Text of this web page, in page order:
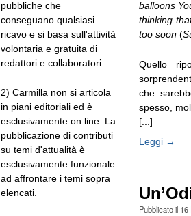
balloons
thinking
too soon(
Quello
che
spesso,
[...]
Leggi →
Pubblicato il 16
pubbliche che
conseguano qualsiasi
ricavo e si basa sull'attività
volontaria e gratuita di
redattori e collaboratori.
2) Carmilla non si articola
in piani editoriali ed è
esclusivamente on line. La
pubblicazione di contributi
su temi d'attualità è
esclusivamente funzionale
ad affrontare i temi sopra
elencati.